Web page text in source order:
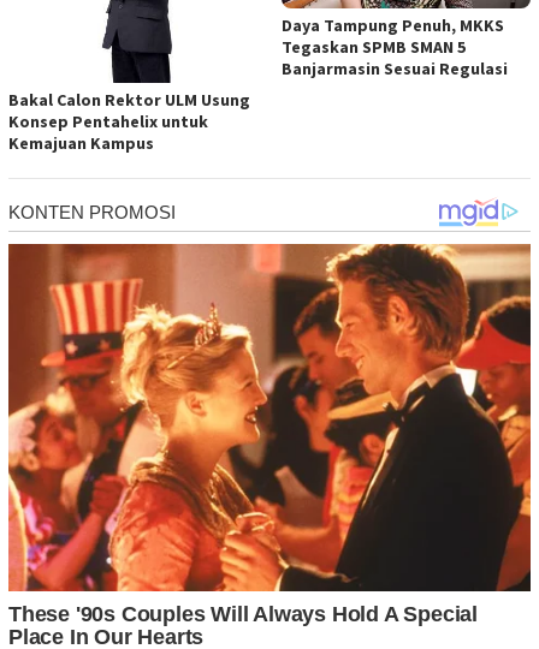
Bakal Calon Rektor ULM Usung
Konsep Pentahelix untuk
Kemajuan Kampus
Daya Tampung Penuh, MKKS
Tegaskan SPMB SMAN 5
Banjarmasin Sesuai Regulasi